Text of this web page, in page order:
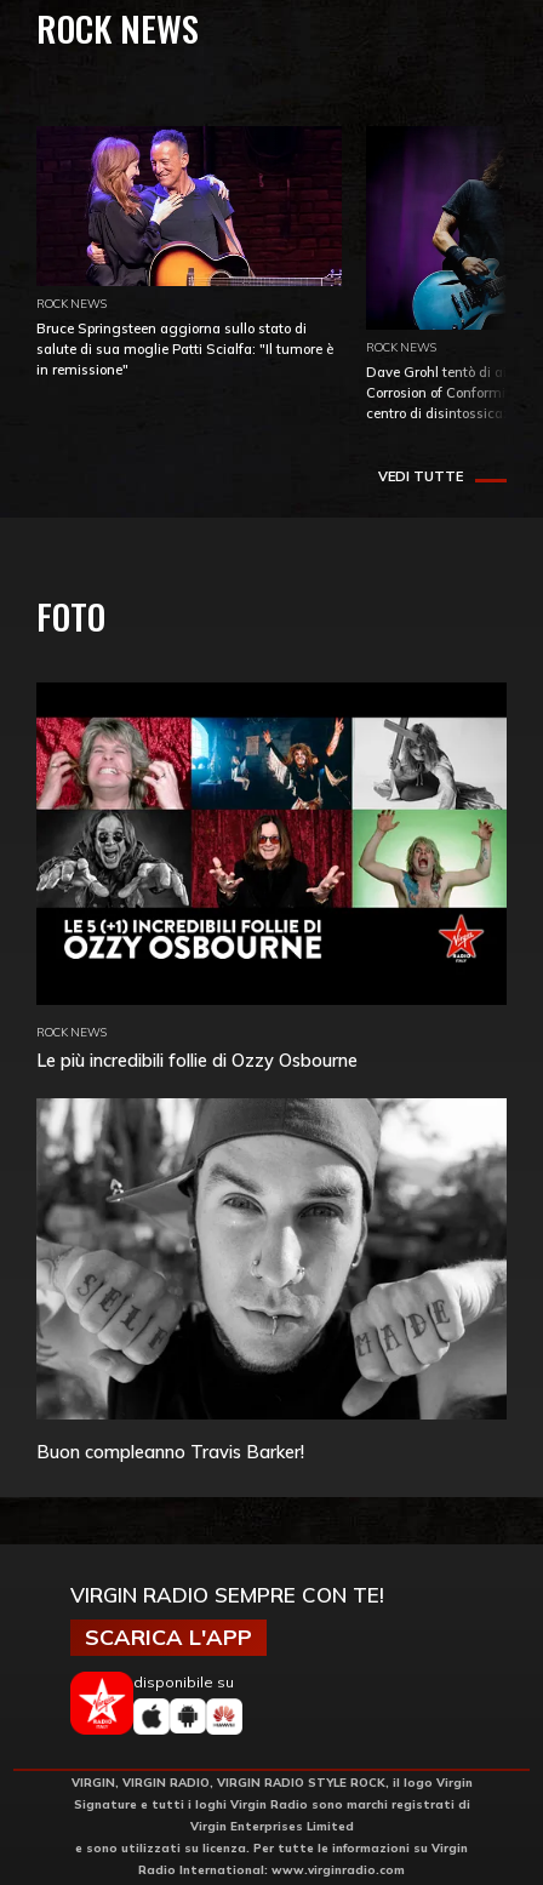
ROCK NEWS
ROCK NEWS
Bruce Springsteen aggiorna sullo stato di
salute di sua moglie Patti Scialfa: "Il tumore è
in remissione"
ROCK NEWS
Dave Grohl tentò di
Corrosion of Conformity
centro di
VEDI TUTTE
FOTO
ROCK NEWS
Le più incredibili follie di Ozzy Osbourne
Buon compleanno Travis Barker!
VIRGIN RADIO SEMPRE CON TE!
SCARICA L'APP
disponibile su
VIRGIN, VIRGIN RADIO, VIRGIN RADIO STYLE ROCK, il logo Virgin
Signature e tutti i loghi Virgin Radio sono marchi registrati di
Virgin Enterprises Limited
e sono utilizzati su licenza. Per tutte le informazioni su Virgin
Radio International: www.virginradio.com